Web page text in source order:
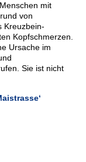
mit
von
Kreuzbein-
Kopfschmerzen.
Ursache im
Sie ist nicht